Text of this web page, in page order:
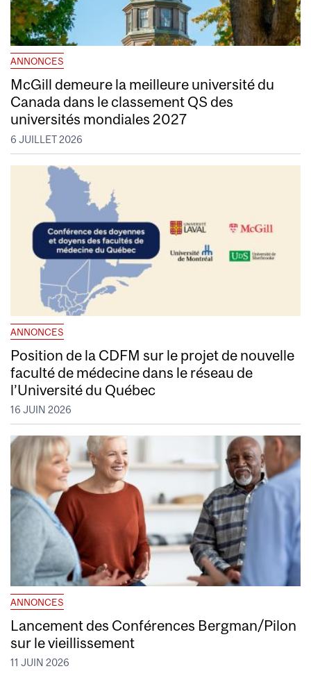
ANNONCES
McGill demeure la meilleure université du
Canada dans le classement QS des
universités mondiales 2027
6 JUILLET 2026
ANNONCES
Position de la CDFM sur le projet de nouvelle
faculté de médecine dans le réseau de
l’Université du Québec
16 JUIN 2026
ANNONCES
Lancement des Conférences Bergman/Pilon
sur le vieillissement
11 JUIN 2026